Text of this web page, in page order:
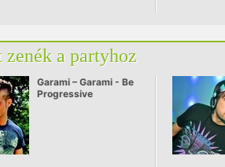
a partyhoz
Garami – Garami - Be
Progressive